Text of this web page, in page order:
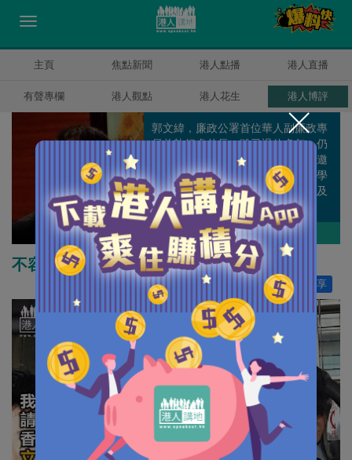
主頁 焦點新聞 港人點播 港人直播
有聲專欄 港人觀點 港人花生 港人博評
郭文緯
郭文緯，廉政公署首位華人副廉政專
員兼執行處首長，雖已退休多年，仍
積極參與全球的反貪工作，多次獲邀
到外國分享反貪經驗，亦是香港大學
專業進修學院國際反貪課程的主任及
客座教授。
作者其他博評
不容包庇逃犯毀港法治聲譽
分享
445